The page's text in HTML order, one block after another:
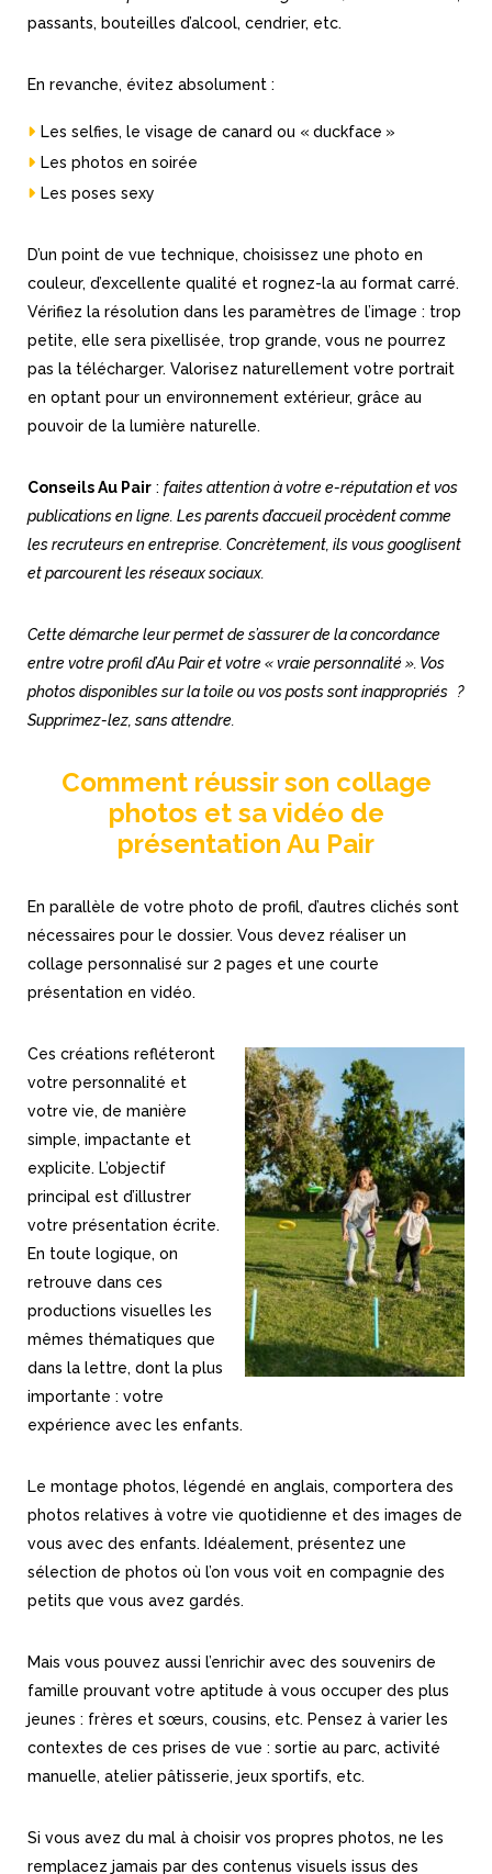
passants, bouteilles d’alcool, cendrier, etc.
En revanche, évitez absolument :
Les selfies, le visage de canard ou « duckface »
Les photos en soirée
Les poses sexy
D’un point de vue technique, choisissez une photo en
couleur, d’excellente qualité et rognez-la au format carré.
Vérifiez la résolution dans les paramètres de l’image : trop
petite, elle sera pixellisée, trop grande, vous ne pourrez
pas la télécharger. Valorisez naturellement votre portrait
en optant pour un environnement extérieur, grâce au
pouvoir de la lumière naturelle.
Conseils Au Pair : faites attention à votre e-réputation et vos
publications en ligne. Les parents d’accueil procèdent comme
les recruteurs en entreprise. Concrètement, ils vous googlisent
et parcourent les réseaux sociaux.
Cette démarche leur permet de s’assurer de la concordance
entre votre profil d’Au Pair et votre « vraie personnalité ». Vos
photos disponibles sur la toile ou vos posts sont inappropriés ?
Supprimez-lez, sans attendre.
Comment réussir son collage
photos et sa vidéo de
présentation Au Pair
En parallèle de votre photo de profil, d’autres clichés sont
nécessaires pour le dossier. Vous devez réaliser un
collage personnalisé sur 2 pages et une courte
présentation en vidéo.
Ces créations refléteront
votre personnalité et
votre vie, de manière
simple, impactante et
explicite. L’objectif
principal est d’illustrer
votre présentation écrite.
En toute logique, on
retrouve dans ces
productions visuelles les
mêmes thématiques que
dans la lettre, dont la plus
importante : votre
expérience avec les enfants.
Le montage photos, légendé en anglais, comportera des
photos relatives à votre vie quotidienne et des images de
vous avec des enfants. Idéalement, présentez une
sélection de photos où l’on vous voit en compagnie des
petits que vous avez gardés.
Mais vous pouvez aussi l’enrichir avec des souvenirs de
famille prouvant votre aptitude à vous occuper des plus
jeunes : frères et sœurs, cousins, etc. Pensez à varier les
contextes de ces prises de vue : sortie au parc, activité
manuelle, atelier pâtisserie, jeux sportifs, etc.
Si vous avez du mal à choisir vos propres photos, ne les
remplacez jamais par des contenus visuels issus des